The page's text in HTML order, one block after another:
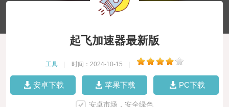
起飞加速器最新版
工具 时间：2024-10-15
安卓下载 苹果下载 PC下载
安卓市场，安全绿色